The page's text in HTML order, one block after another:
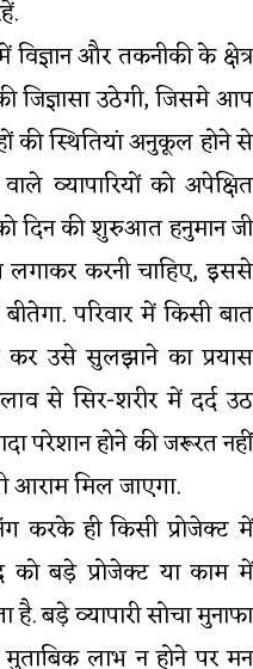
और तकनीकी के क्षेत्र
उठेगी, जिसमे आप
की स्थितियां अनुकूल होने से
व्यापारियों को अपेक्षित
दिन की शुरुआत हनुमान जी
लगाकर करनी चाहिए, इससे
परिवार में किसी बात
उसे सुलझाने का प्रयास
से सिर-शरीर में दर्द उठ
परेशान होने की जरूरत नहीं
आराम मिल जाएगा.
करके ही किसी प्रोजेक्ट में
को बड़े प्रोजेक्ट या काम में
बड़े व्यापारी सोचा मुनाफा
लाभ न होने पर मन